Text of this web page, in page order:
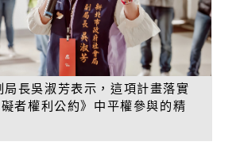
局長吳淑芳表示，這項計畫落實
者權利公約》中平權參與的精